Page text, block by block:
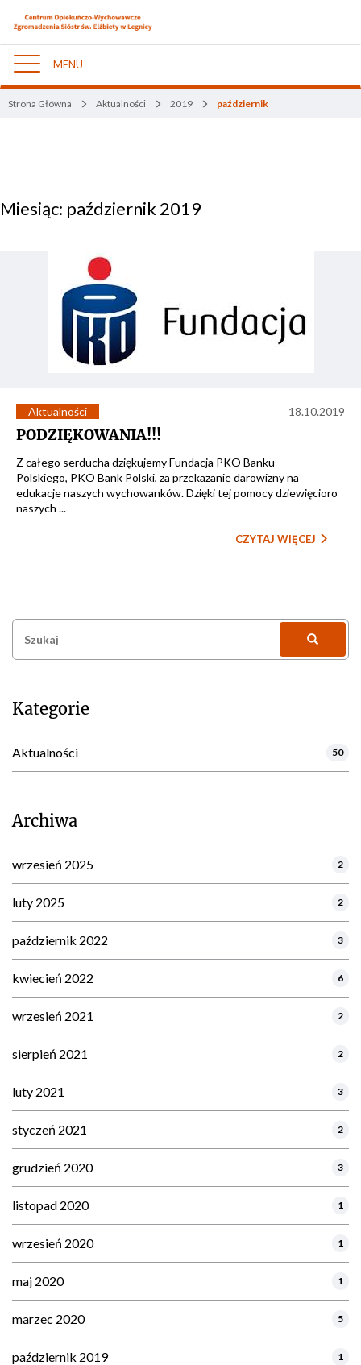
Nawigacja
MENU
Strona Główna Aktualności 2019 październik
Miesiąc: październik 2019
Aktualności 18.10.2019
PODZIĘKOWANIA!!!
Z całego serducha dziękujemy Fundacja PKO Banku
Polskiego, PKO Bank Polski, za przekazanie darowizny na
edukacje naszych wychowanków. Dzięki tej pomocy dziewięcioro
naszych ...
CZYTAJ WIĘCEJ
Kategorie
Aktualności 50
Archiwa
wrzesień 2025 2
luty 2025 2
październik 2022 3
kwiecień 2022 6
wrzesień 2021 2
sierpień 2021 2
luty 2021 3
styczeń 2021 2
grudzień 2020 3
listopad 2020 1
wrzesień 2020 1
maj 2020 1
marzec 2020 5
październik 2019 1